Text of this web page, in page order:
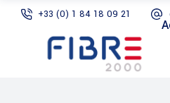
+33 (0) 1 84 18 09 21